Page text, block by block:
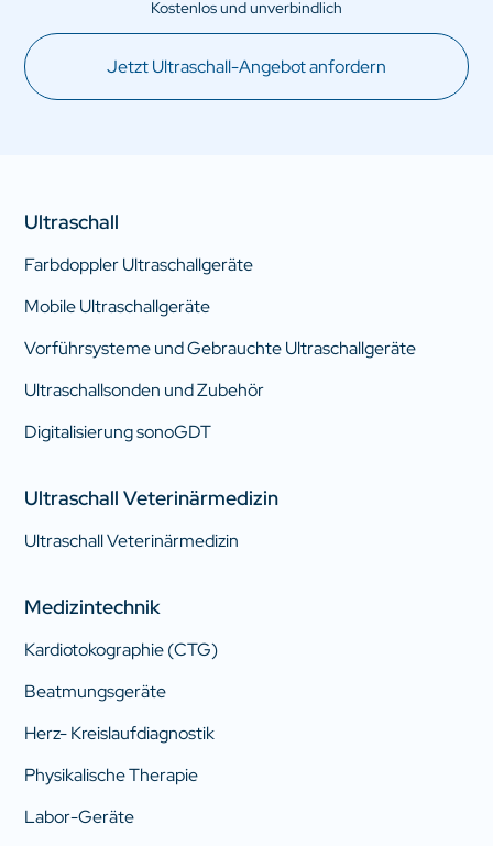
Jetzt Ultraschall-Angebot anfordern
Ultraschall
Farbdoppler Ultraschallgeräte
Mobile Ultraschallgeräte
Vorführsysteme und Gebrauchte Ultraschallgeräte
Ultraschallsonden und Zubehör
Digitalisierung sonoGDT
Ultraschall Veterinärmedizin
Ultraschall Veterinärmedizin
Medizintechnik
Kardiotokographie (CTG)
Beatmungsgeräte
Herz- Kreislaufdiagnostik
Physikalische Therapie
Labor-Geräte